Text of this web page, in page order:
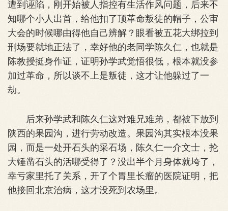
遭到诬陷，刚开始被人指控有生活作风问题，后来不
知哪个小人出首，给他扣了顶革命叛徒的帽子，公审
大会的时候哪由得他自己辨解？眼看被五花大绑拉到
刑场要就地正法了，幸好他的老同学陈久仁，也就是
陈教授挺身作证，证明孙学武觉悟很低，根本就没参
加过革命，所以谈不上是叛徒，这才让他躲过了一
劫。
后来孙学武和陈久仁这对难兄难弟，都被下放到
陕西的果园沟，进行劳动改造。果园沟其实根本没果
园，而是一处开石头的采石场，陈久仁一介文士，抡
大锤凿石头的活哪受得了？没出半个月身体就垮了，
幸亏家里托了关系，开了个胃里长瘤的医院证明，把
他接回北京治病，这才没死到农场里。